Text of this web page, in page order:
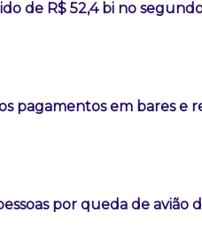
de R$ 52,4 bi no
pagamentos em bares e
por queda de avião